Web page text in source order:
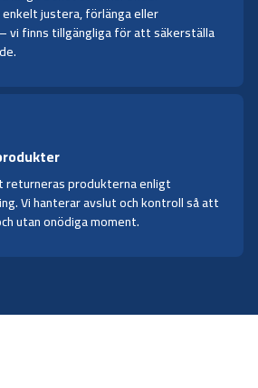
justera, förlänga eller
vi finns tillgängliga för att säkerställa
returneras produkterna enligt
Vi hanterar avslut och kontroll så att
utan onödiga moment.